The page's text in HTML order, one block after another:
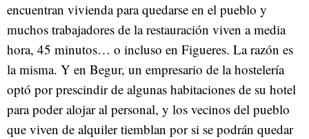
encuentran vivienda para quedarse en el pueblo y
muchos trabajadores de la restauración viven a media
hora, 45 minutos… o incluso en Figueres. La razón es
la misma. Y en Begur, un empresario de la hostelería
optó por prescindir de algunas habitaciones de su hotel
para poder alojar al personal, y los vecinos del pueblo
que viven de alquiler tiemblan por si se podrán quedar